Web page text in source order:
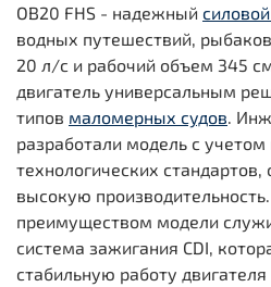
OB20 FHS - надежный
водных путешествий,
20 л/с и рабочий объем 345
двигатель универсальным
типов маломерных судов .
разработали модель с
технологических
высокую
преимуществом модели
система зажигания CDI,
стабильную работу двигателя